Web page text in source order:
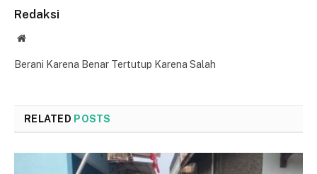
Redaksi
Website
Berani Karena Benar Tertutup Karena Salah
RELATED POSTS